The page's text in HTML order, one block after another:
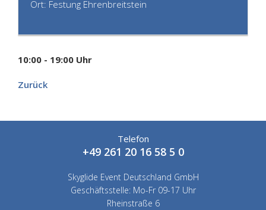
Ort: Festung Ehrenbreitstein
10:00 - 19:00 Uhr
Zurück
Telefon
+49 261 20 16 58 5 0
Skyglide Event Deutschland GmbH
Geschäftsstelle: Mo-Fr 09-17 Uhr
Rheinstraße 6